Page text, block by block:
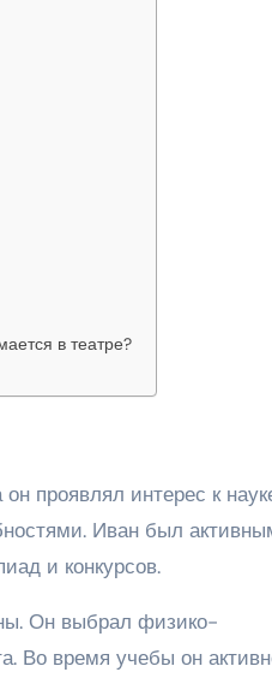
в театре?
проявлял интерес к
Иван был
и конкурсов.
Он выбрал физико-
Во время учебы он